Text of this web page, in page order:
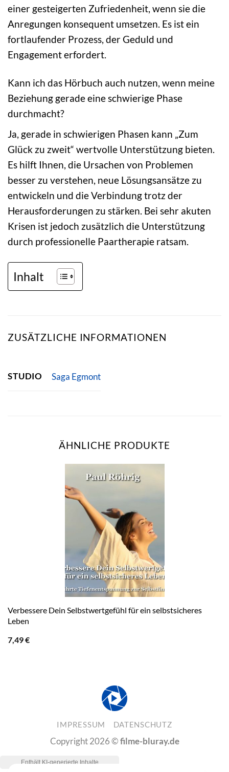
einer gesteigerten Zufriedenheit, wenn sie die
Anregungen konsequent umsetzen. Es ist ein
fortlaufender Prozess, der Geduld und
Engagement erfordert.
Kann ich das Hörbuch auch nutzen, wenn meine
Beziehung gerade eine schwierige Phase
durchmacht?
Ja, gerade in schwierigen Phasen kann „Zum
Glück zu zweit“ wertvolle Unterstützung bieten.
Es hilft Ihnen, die Ursachen von Problemen
besser zu verstehen, neue Lösungsansätze zu
entwickeln und die Verbindung trotz der
Herausforderungen zu stärken. Bei sehr akuten
Krisen ist jedoch zusätzlich die Unterstützung
durch professionelle Paartherapie ratsam.
Inhalt
ZUSÄTZLICHE INFORMATIONEN
STUDIO Saga Egmont
ÄHNLICHE PRODUKTE
Verbessere Dein Selbstwertgefühl für ein selbstsicheres
Leben
7,49€
IMPRESSUM DATENSCHUTZ
Copyright 2026 ©filme-bluray.de